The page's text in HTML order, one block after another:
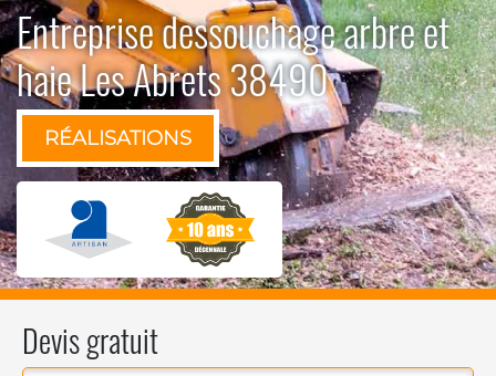
Entreprise dessouchage arbre et
haie Les Abrets 38490
RÉALISATIONS
Devis gratuit